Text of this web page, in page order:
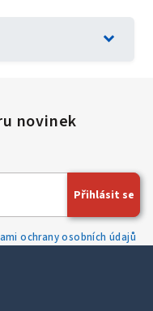
expand_more
ochrany osobních údajů
Přihlásit se